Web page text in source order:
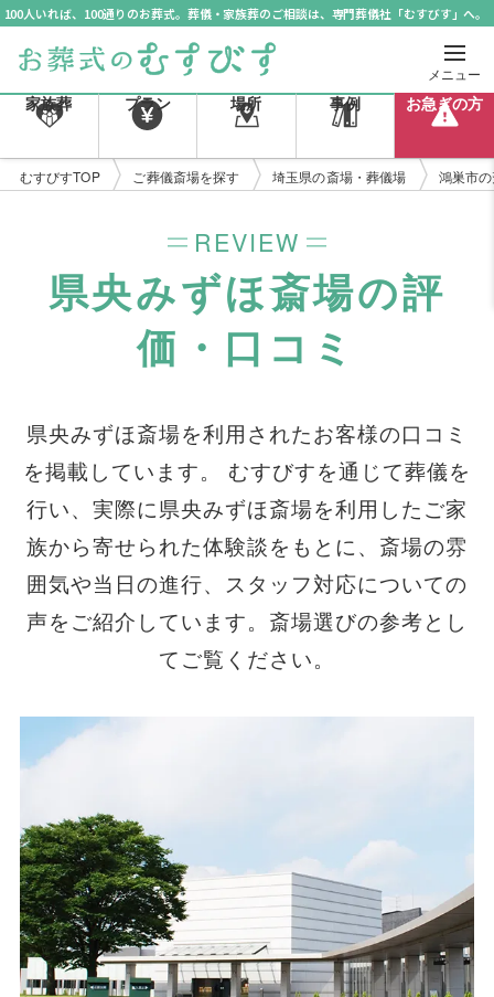
100人いれば、100通りのお葬式。葬儀・家族葬のご相談は、専門葬儀社「むすびす」へ。
メニュー
家族葬 プラン 場所 事例 お急ぎの方
むすびすTOP ご葬儀斎場を探す 埼玉県の斎場・葬儀場 鴻巣市
REVIEW
県央みずほ斎場の評
価・口コミ
県央みずほ斎場を利用されたお客様の口コミ
を掲載しています。 むすびすを通じて葬儀を
行い、実際に県央みずほ斎場を利用したご家
族から寄せられた体験談をもとに、斎場の雰
囲気や当日の進行、スタッフ対応についての
声をご紹介しています。斎場選びの参考とし
てご覧ください。